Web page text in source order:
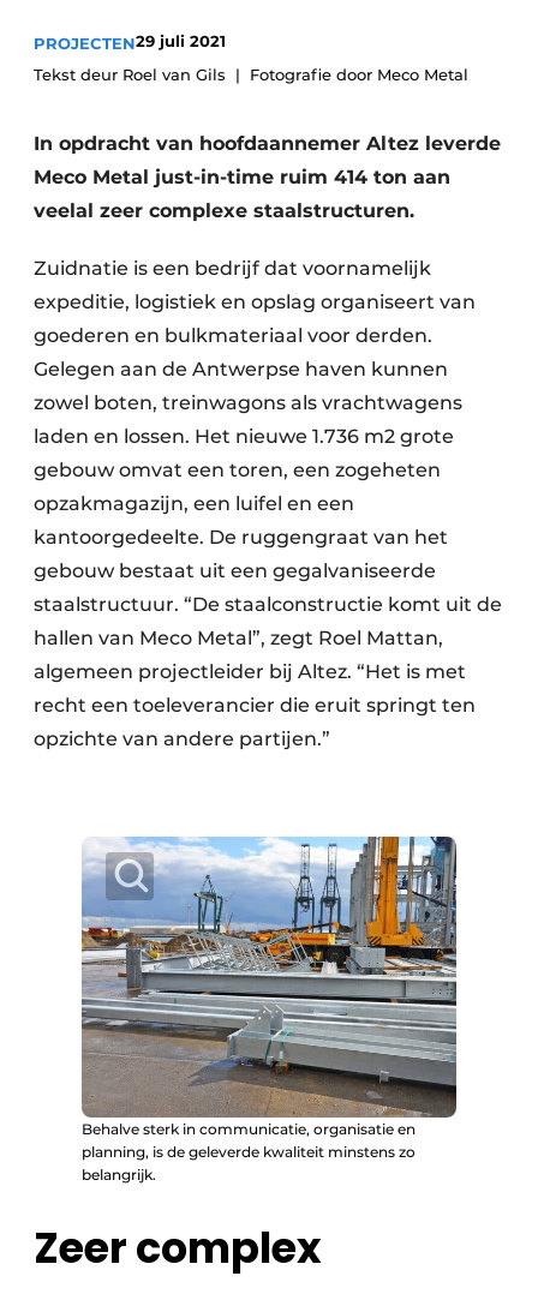
Vacature aanmelden
PROJECTEN29 juli 2021
Tekst deur Roel van Gils
Fotografie door Meco Metal
In opdracht van hoofdaannemer Altez leverde
Meco Metal just-in-time ruim 414 ton aan
veelal zeer complexe staalstructuren.
Zuidnatie is een bedrijf dat voornamelijk
expeditie, logistiek en opslag organiseert van
goederen en bulkmateriaal voor derden.
Gelegen aan de Antwerpse haven kunnen
zowel boten, treinwagons als vrachtwagens
laden en lossen. Het nieuwe 1.736 m2 grote
gebouw omvat een toren, een zogeheten
opzakmagazijn, een luifel en een
kantoorgedeelte. De ruggengraat van het
gebouw bestaat uit een gegalvaniseerde
staalstructuur. “De staalconstructie komt uit de
hallen van Meco Metal”, zegt Roel Mattan,
algemeen projectleider bij Altez. “Het is met
recht een toeleverancier die eruit springt ten
opzichte van andere partijen.”
Behalve sterk in communicatie, organisatie en
planning, is de geleverde kwaliteit minstens zo
belangrijk.
Zeer complex